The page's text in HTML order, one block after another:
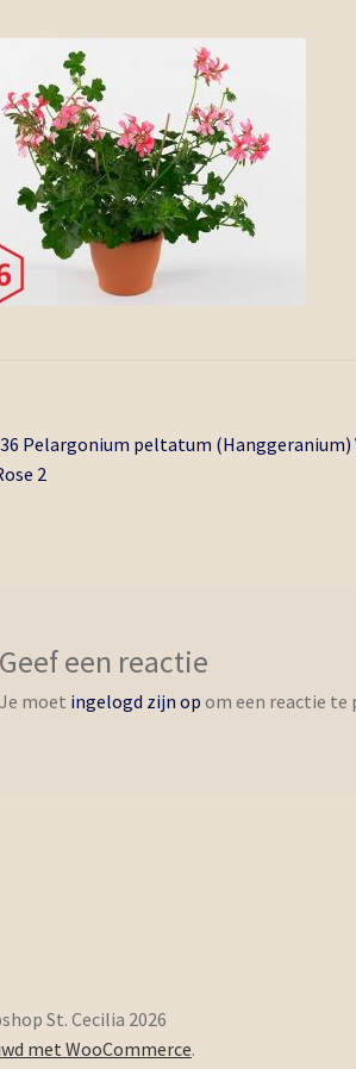
Pelargonium peltatum (Hanggeranium)
2
Geef een reactie
Je moet ingelogd zijn op om een reactie te
St. Cecilia 2026
met WooCommerce.